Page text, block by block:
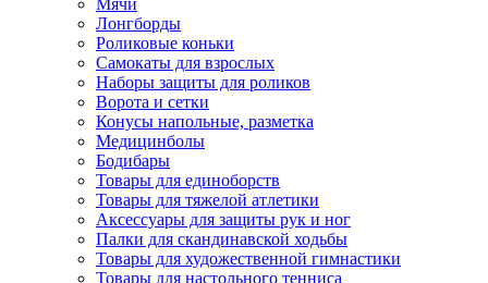
Мячи
Лонгборды
Роликовые коньки
Самокаты для взрослых
Наборы защиты для роликов
Ворота и сетки
Конусы напольные, разметка
Медицинболы
Бодибары
Товары для единоборств
Товары для тяжелой атлетики
Аксессуары для защиты рук и ног
Палки для скандинавской ходьбы
Товары для художественной гимнастики
Товары для настольного тенниса